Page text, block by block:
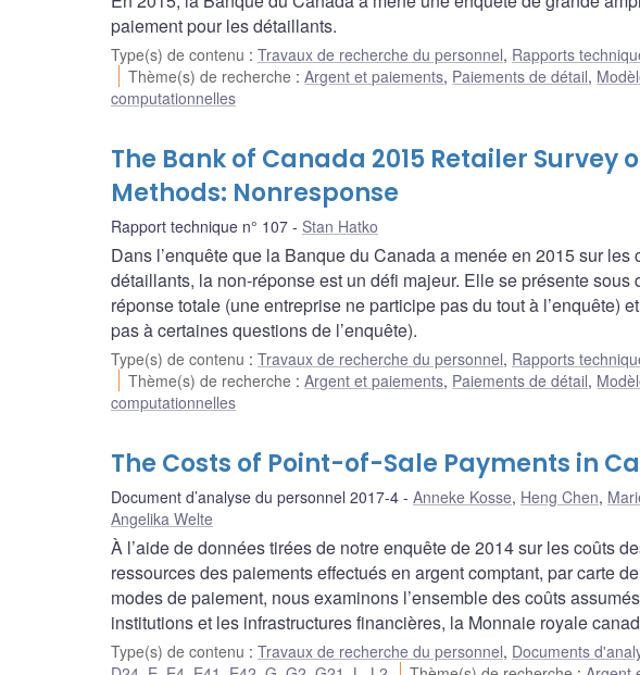
paiement pour les détaillants.
Type(s) de contenu : Travaux de recherche du personnel, Rapports
Thème(s) de recherche :Argent et paiements, Paiements de détail,
computationnelles
The Bank of Canada 2015 Retailer Survey
Methods: Nonresponse
Rapport technique n° 107 Stan Hatko
Dans l’enquête que la Banque du Canada a menée en 2015 sur
détaillants, la non-réponse est un défi majeur. Elle se présente
réponse totale (une entreprise ne participe pas du tout à l’enquête)
pas à certaines questions de l’enquête).
Type(s) de contenu : Travaux de recherche du personnel, Rapports
Thème(s) de recherche :Argent et paiements, Paiements de détail,
computationnelles
The Costs of Point-of-Sale Payments in
Document d’analyse du personnel 2017-4 Anneke Kosse, Heng Chen,
Angelika Welte
À l’aide de données tirées de notre enquête de 2014 sur les coûts
ressources des paiements effectués en argent comptant, par carte
modes de paiement, nous examinons l’ensemble des coûts
institutions et les infrastructures financières, la Monnaie royale
Type(s) de contenu : Travaux de recherche du personnel, Documents